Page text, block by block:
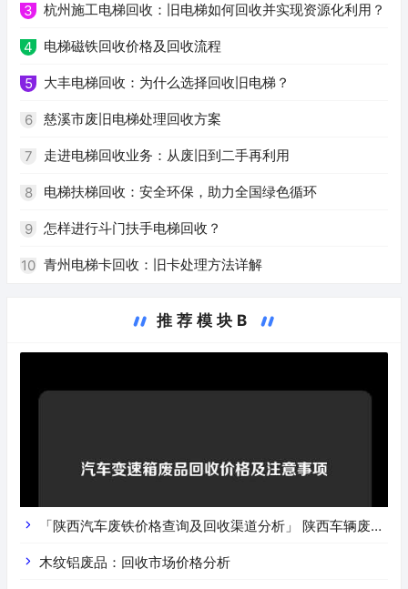
3 杭州施工电梯回收：旧电梯如何回收并实现资源化利用？
4 电梯磁铁回收价格及回收流程
5 大丰电梯回收：为什么选择回收旧电梯？
6 慈溪市废旧电梯处理回收方案
7 走进电梯回收业务：从废旧到二手再利用
8 电梯扶梯回收：安全环保，助力全国绿色循环
9 怎样进行斗门扶手电梯回收？
10 青州电梯卡回收：旧卡处理方法详解
推荐模块B
「陕西汽车废铁价格查询及回收渠道分析」 陕西车辆废铁
价是什么
木纹铝废品：回收市场价格分析